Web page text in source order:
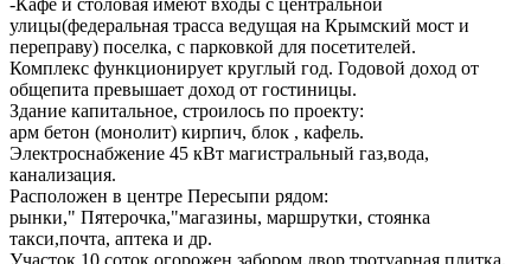
улицы(федеральная трасса ведущая на Крымский мост и
переправу) поселка, с парковкой для посетителей.
Комплекс функционирует круглый год. Годовой доход от
общепита превышает доход от гостиницы.
Здание капитальное, строилось по проекту:
арм бетон (монолит) кирпич, блок , кафель.
Электроснабжение 45 кВт магистральный газ,вода,
канализация.
Расположен в центре Пересыпи рядом:
рынки," Пятерочка,"магазины, маршрутки, стоянка
такси,почта, аптека и др.
Участок 10 соток,огорожен забором.двор тротуарная плитка,